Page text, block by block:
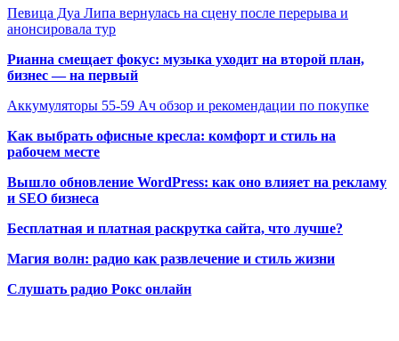
Певица Дуа Липа вернулась на сцену после перерыва и
анонсировала тур
Рианна смещает фокус: музыка уходит на второй план,
бизнес — на первый
Аккумуляторы 55-59 Ач обзор и рекомендации по покупке
Как выбрать офисные кресла: комфорт и стиль на
рабочем месте
Вышло обновление WordPress: как оно влияет на рекламу
и SEO бизнеса
Бесплатная и платная раскрутка сайта, что лучше?
Магия волн: радио как развлечение и стиль жизни
Слушать радио Рокс онлайн